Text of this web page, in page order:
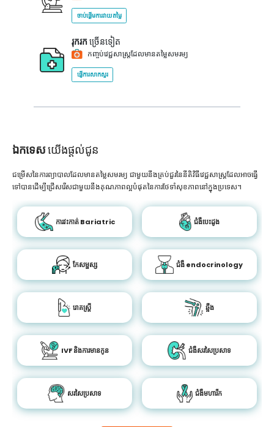
ចាប់ផ្តើមការវាយតម្លៃ
រុករក ច្រើនទៀត
កញ្ចប់វេជ្ជសាស្ត្រដែលមានតម្លៃសមរម្យ
ផ្ញើការសាកសួរ
ឯកទេសយើងផ្តល់ជូន
ជម្រើសនៃការព្យាបាលដែលមានតម្លៃសមរម្យ ជាមួយនឹងគ្រប់ជួរនៃនីតិវិធីវេជ្ជសាស្រ្តដែលអាចធ្វើ
ទៅបានដើម្បីជ្រើសរើសជាមួយនឹងគុណភាពល្អបំផុតនៃការថែទាំសុខភាពនៅក្នុងប្រទេស។
ការវះកាត់ Bariatric ជំងឺបេះដូង
កែសម្ផស្ស ជំងឺ endocrinology
រោគស្ត្រី ឆ្អឹង
IVF និងការមានកូន ជំងឺសរសៃប្រសាទ
សរសៃប្រសាទ ជំងឺមហារីក